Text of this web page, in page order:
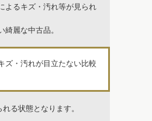
よるキズ・汚れ等が見られ
綺麗な中古品。
ズ・汚れが目立たない比較
る状態となります。